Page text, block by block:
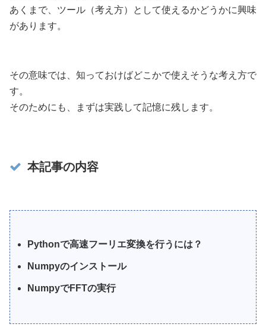
あくまで、ツール（考え方）として使えるかどうかに興味
があります。
その意味では、知っておけばどこかで使えそうな考え方で
す。
そのためにも、まずは実践して記憶に残します。
本記事の内容
Pythonで高速フーリエ変換を行うには？
Numpyのインストール
NumpyでFFTの実行